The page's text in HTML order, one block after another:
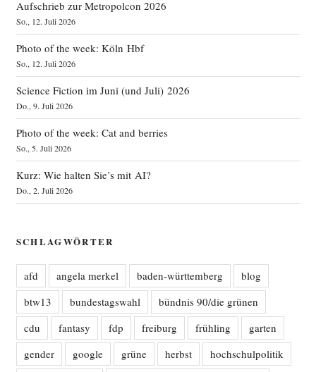
Aufschrieb zur Metropolcon 2026
So., 12. Juli 2026
Photo of the week: Köln Hbf
So., 12. Juli 2026
Science Fiction im Juni (und Juli) 2026
Do., 9. Juli 2026
Photo of the week: Cat and berries
So., 5. Juli 2026
Kurz: Wie halten Sie’s mit AI?
Do., 2. Juli 2026
SCHLAGWÖRTER
afd angela merkel baden-württemberg
blog
btw13
bundestagswahl
bündnis 90/die grünen
cdu
fantasy fdp freiburg frühling
garten
gender
google grüne herbst
hochschulpolitik